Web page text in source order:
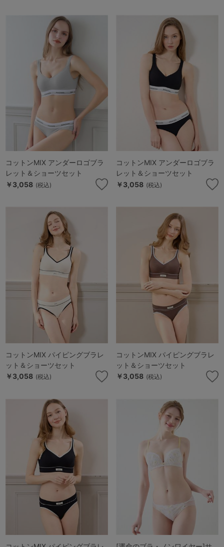
コットンMIX アンダーロゴブラ
レット＆ショーツセット
￥3,058 (税込)
コットンMIX アンダーロゴブラ
レット＆ショーツセット
￥3,058 (税込)
コットンMIX パイピングブラレ
ット＆ショーツセット
￥3,058 (税込)
コットンMIX パイピングブラレ
ット＆ショーツセット
￥3,058 (税込)